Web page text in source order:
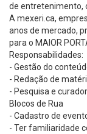
de entretenimento,
A mexeri.ca,
anos de mercado,
para o MAIOR
Responsabilidades:
- Gestão do
- Redação de
- Pesquisa e
Blocos de Rua
- Cadastro de
- Ter familiaridade